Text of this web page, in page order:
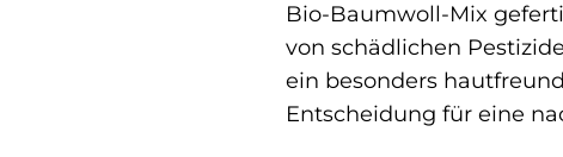
Bio-Baumwoll-Mix
von schädlichen
ein besonders
Entscheidung für eine